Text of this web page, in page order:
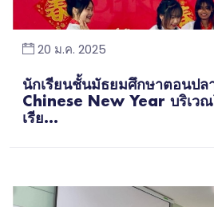
20 ม.ค. 2025
นักเรียนชั้นมัธยมศึกษาตอนปล
Chinese New Year บริเวณ
เรีย...